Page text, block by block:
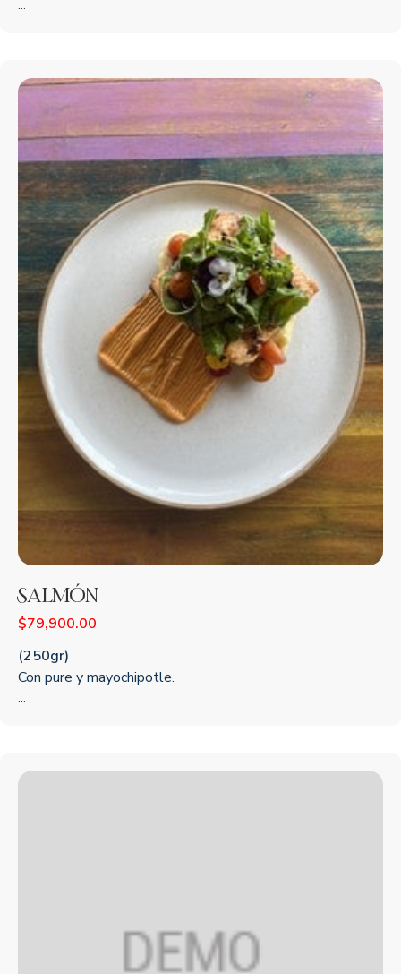
...
Salmón
$79,900.00
(250gr)
Con pure y mayochipotle.
...